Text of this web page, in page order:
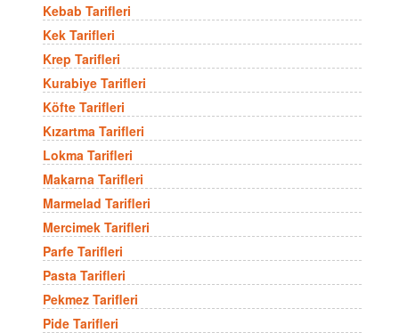
Kebab Tarifleri
Kek Tarifleri
Krep Tarifleri
Kurabiye Tarifleri
Köfte Tarifleri
Kızartma Tarifleri
Lokma Tarifleri
Makarna Tarifleri
Marmelad Tarifleri
Mercimek Tarifleri
Parfe Tarifleri
Pasta Tarifleri
Pekmez Tarifleri
Pide Tarifleri